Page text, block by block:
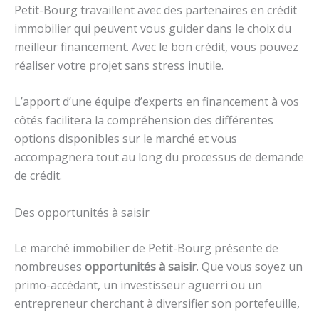
Petit-Bourg travaillent avec des partenaires en crédit
immobilier qui peuvent vous guider dans le choix du
meilleur financement. Avec le bon crédit, vous pouvez
réaliser votre projet sans stress inutile.
L’apport d’une équipe d’experts en financement à vos
côtés facilitera la compréhension des différentes
options disponibles sur le marché et vous
accompagnera tout au long du processus de demande
de crédit.
Des opportunités à saisir
Le marché immobilier de Petit-Bourg présente de
nombreuses opportunités à saisir. Que vous soyez un
primo-accédant, un investisseur aguerri ou un
entrepreneur cherchant à diversifier son portefeuille,